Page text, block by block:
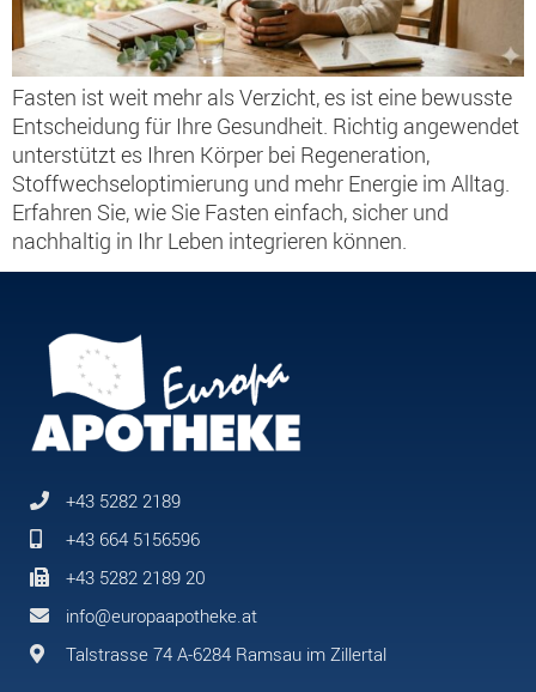
Fasten ist weit mehr als Verzicht, es ist eine bewusste
Entscheidung für Ihre Gesundheit. Richtig angewendet
unterstützt es Ihren Körper bei Regeneration,
Stoffwechseloptimierung und mehr Energie im Alltag.
Erfahren Sie, wie Sie Fasten einfach, sicher und
nachhaltig in Ihr Leben integrieren können.
+43 5282 2189
+43 664 5156596
+43 5282 2189 20
info@europaapotheke.at
Talstrasse 74 A-6284 Ramsau im Zillertal